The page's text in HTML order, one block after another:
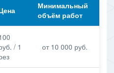
Минимальный
объём работ
/ 1
от 10 000 руб.